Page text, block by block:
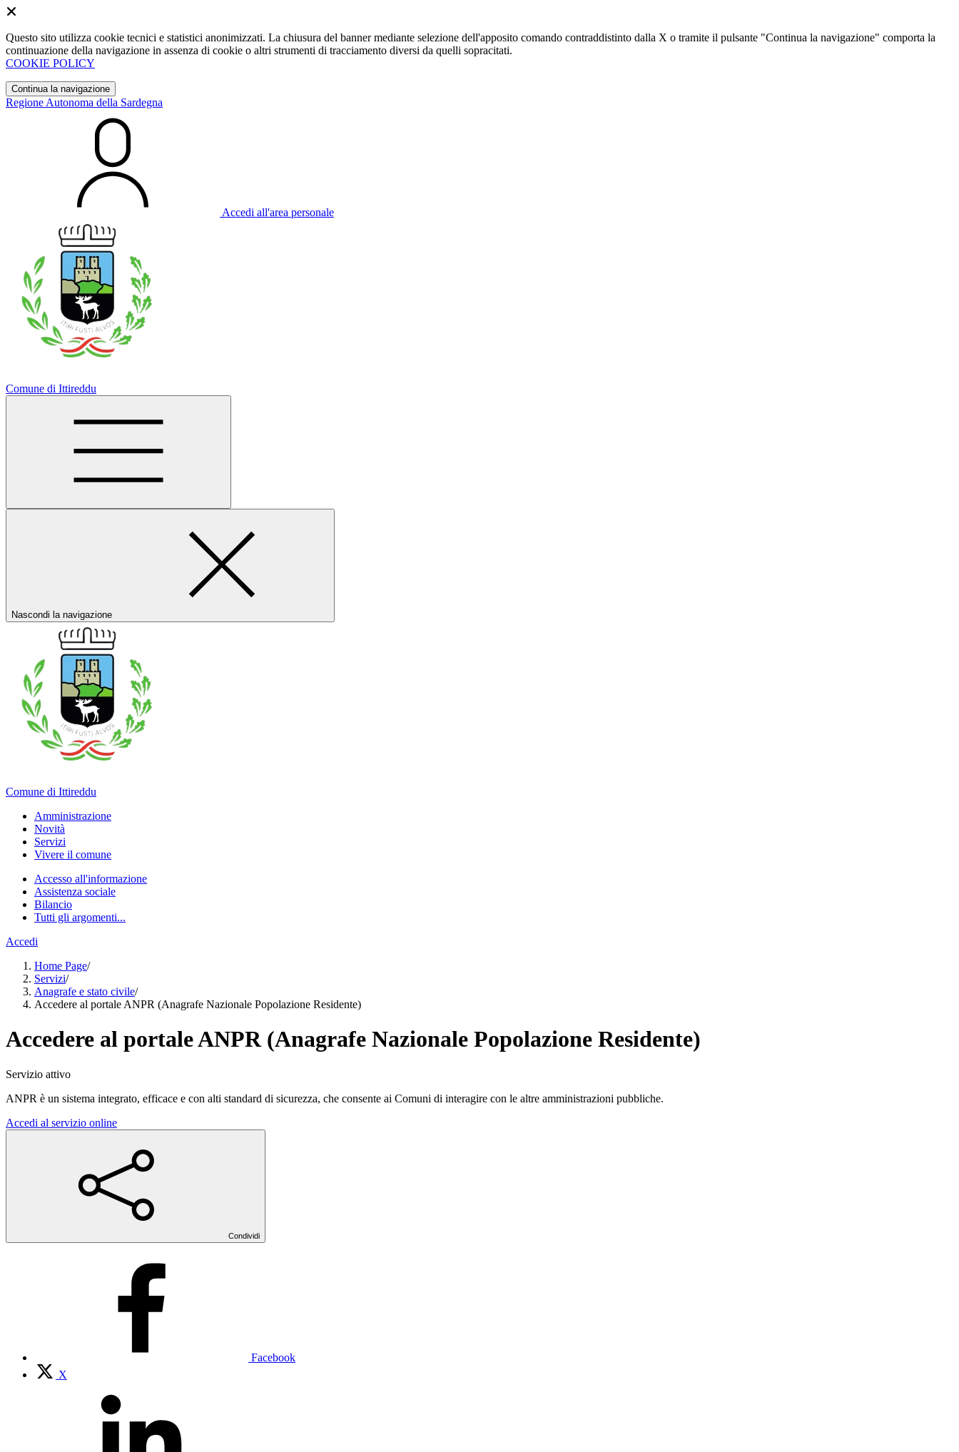
Questo sito utilizza cookie tecnici e statistici anonimizzati. La chiusura del banner mediante selezione dell'apposito comando contraddistinto dalla X o tramite il pulsante "Continua la navigazione" comporta la
continuazione della navigazione in assenza di cookie o altri strumenti di tracciamento diversi da quelli sopracitati.
COOKIE POLICY
Continua la navigazione
Regione Autonoma della Sardegna
Accedi all'area personale
Comune di Ittireddu
Nascondi la navigazione
Comune di Ittireddu
Amministrazione
Novità
Servizi
Vivere il comune
Accesso all'informazione
Assistenza sociale
Bilancio
Tutti gli argomenti...
Accedi
Home Page/
Servizi/
Anagrafe e stato civile/
Accedere al portale ANPR (Anagrafe Nazionale Popolazione Residente)
Accedere al portale ANPR (Anagrafe Nazionale Popolazione Residente)
Servizio attivo
ANPR è un sistema integrato, efficace e con alti standard di sicurezza, che consente ai Comuni di interagire con le altre amministrazioni pubbliche.
Accedi al servizio online
Condividi
Facebook
X